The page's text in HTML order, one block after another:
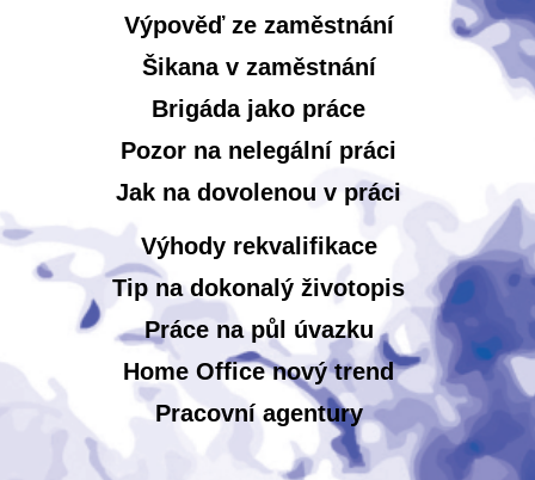
Výpověď ze zaměstnání
Šikana v zaměstnání
Brigáda jako práce
Pozor na nelegální práci
Jak na dovolenou v práci
Výhody rekvalifikace
Tip na dokonalý životopis
Práce na půl úvazku
Home Office nový trend
Pracovní agentury